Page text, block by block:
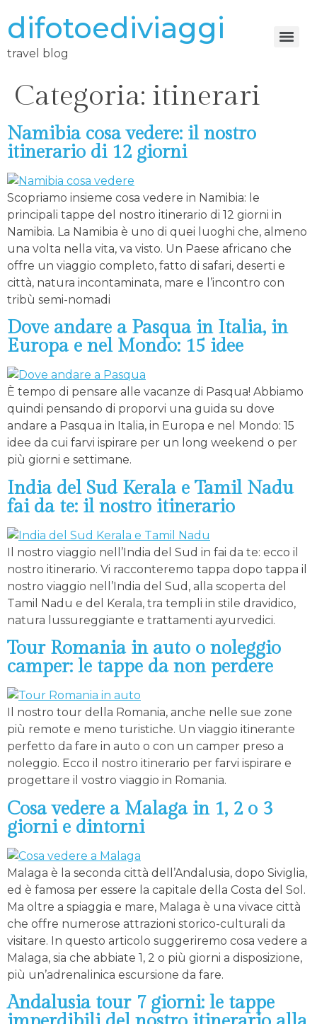
difotoediviaggi
travel blog
Categoria: itinerari
Namibia cosa vedere: il nostro
itinerario di 12 giorni
Scopriamo insieme cosa vedere in Namibia: le
principali tappe del nostro itinerario di 12 giorni in
Namibia. La Namibia è uno di quei luoghi che, almeno
una volta nella vita, va visto. Un Paese africano che
offre un viaggio completo, fatto di safari, deserti e
città, natura incontaminata, mare e l’incontro con
tribù semi-nomadi
Dove andare a Pasqua in Italia, in
Europa e nel Mondo: 15 idee
È tempo di pensare alle vacanze di Pasqua! Abbiamo
quindi pensando di proporvi una guida su dove
andare a Pasqua in Italia, in Europa e nel Mondo: 15
idee da cui farvi ispirare per un long weekend o per
più giorni e settimane.
India del Sud Kerala e Tamil Nadu
fai da te: il nostro itinerario
Il nostro viaggio nell’India del Sud in fai da te: ecco il
nostro itinerario. Vi racconteremo tappa dopo tappa il
nostro viaggio nell’India del Sud, alla scoperta del
Tamil Nadu e del Kerala, tra templi in stile dravidico,
natura lussureggiante e trattamenti ayurvedici.
Tour Romania in auto o noleggio
camper: le tappe da non perdere
Il nostro tour della Romania, anche nelle sue zone
più remote e meno turistiche. Un viaggio itinerante
perfetto da fare in auto o con un camper preso a
noleggio. Ecco il nostro itinerario per farvi ispirare e
progettare il vostro viaggio in Romania.
Cosa vedere a Malaga in 1, 2 o 3
giorni e dintorni
Malaga è la seconda città dell’Andalusia, dopo Siviglia,
ed è famosa per essere la capitale della Costa del Sol.
Ma oltre a spiaggia e mare, Malaga è una vivace città
che offre numerose attrazioni storico-culturali da
visitare. In questo articolo suggeriremo cosa vedere a
Malaga, sia che abbiate 1, 2 o più giorni a disposizione,
più un’adrenalinica escursione da fare.
Andalusia tour 7 giorni: le tappe